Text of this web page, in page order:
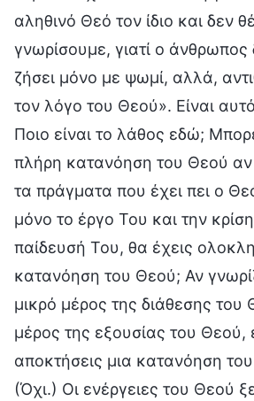
αληθινό Θεό τον ίδιο και δεν
γνωρίσουμε, γιατί ο άνθρωπος
ζήσει μόνο με ψωμί, αλλά,
τον λόγο του Θεού». Είναι
Ποιο είναι το λάθος εδώ;
πλήρη κατανόηση του Θεού αν
τα πράγματα που έχει πει ο
μόνο το έργο Του και την
παίδευσή Του, θα έχεις
κατανόηση του Θεού; Αν
μικρό μέρος της διάθεσης του
μέρος της εξουσίας του Θεού,
αποκτήσεις μια κατανόηση
(Όχι.) Οι ενέργειες του Θεού